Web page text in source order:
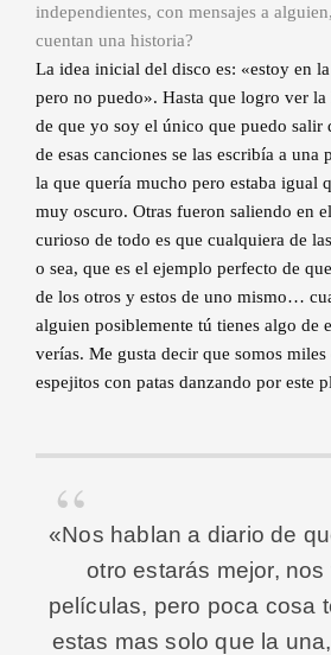
independientes, con mensajes a
cuentan una historia?
La idea inicial del disco es: «estoy en
pero no puedo». Hasta que logro ver
de que yo soy el único que puedo salir
de esas canciones se las escribía a una
la que quería mucho pero estaba igual
muy oscuro. Otras fueron saliendo en
curioso de todo es que cualquiera de
o sea, que es el ejemplo perfecto de
de los otros y estos de uno mismo…
alguien posiblemente tú tienes algo de
verías. Me gusta decir que somos
espejitos con patas danzando por este
«Nos hablan a diario de
otro estarás mejor,
películas, pero poca cosa
estas mas solo que la